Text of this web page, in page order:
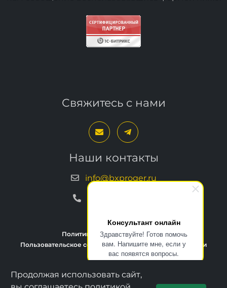
Консультант онлайн
Здравствуйте! Готов помочь
вам. Напишите мне, если у
вас появятся вопросы.
Свяжитесь с нами
Наши контакты
info@bxproger.ru
Политика конфиденциальности
Пользовательское соглашение
Условия техподдержки
Copyright © 2013–2026, BXPROGER
Продолжая использовать сайт,